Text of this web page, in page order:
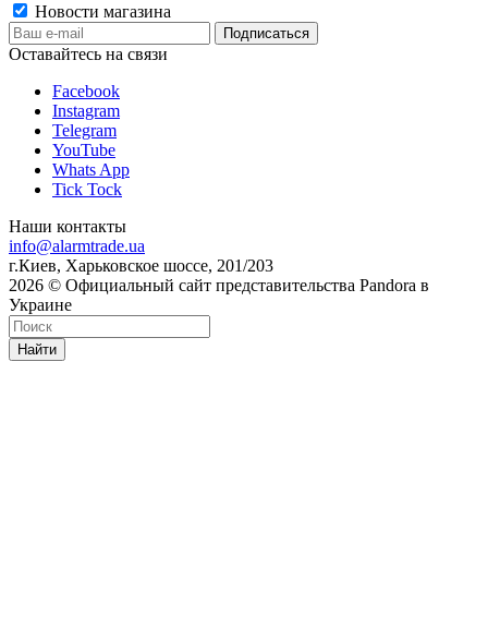
Новости магазина
Оставайтесь на связи
Facebook
Instagram
Telegram
YouTube
Whats App
Tick Tock
Наши контакты
info@alarmtrade.ua
г.Киев, Харьковское шоссе, 201/203
2026 © Официальный сайт представительства Pandora в
Украине
Найти